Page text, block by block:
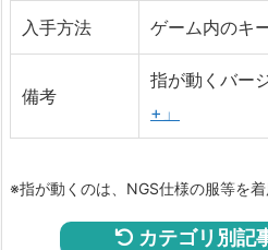
入手方法 ゲーム内のキ
備考
指が動くバー
+」
※指が動くのは、NGS仕様の服等を
カテゴリ別記